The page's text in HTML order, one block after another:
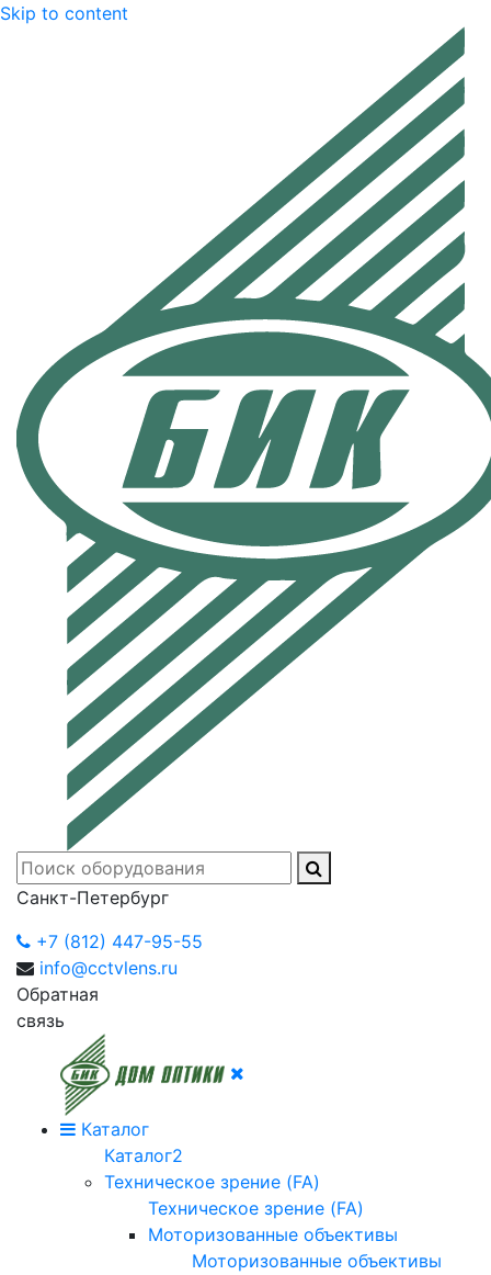
Skip to content
Санкт-Петербург
+7 (812) 447-95-55
info@cctvlens.ru
Обратная
связь
Каталог
Каталог2
Техническое зрение (FA)
Техническое зрение (FA)
Моторизованные объективы
Моторизованные объективы